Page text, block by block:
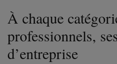
À chaque
professionnels,
d’entreprise